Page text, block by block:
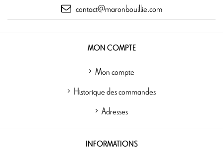
contact@maronbouillie.com
MON COMPTE
Mon compte
Historique des commandes
Adresses
INFORMATIONS